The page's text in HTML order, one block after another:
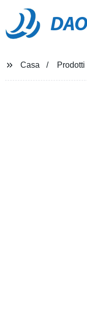
Casa Prodotti